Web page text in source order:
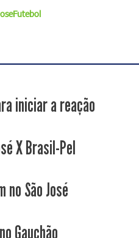
iniciar a reação
X Brasil-Pel
no São José
Gauchão